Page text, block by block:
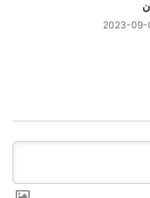
2023-09-